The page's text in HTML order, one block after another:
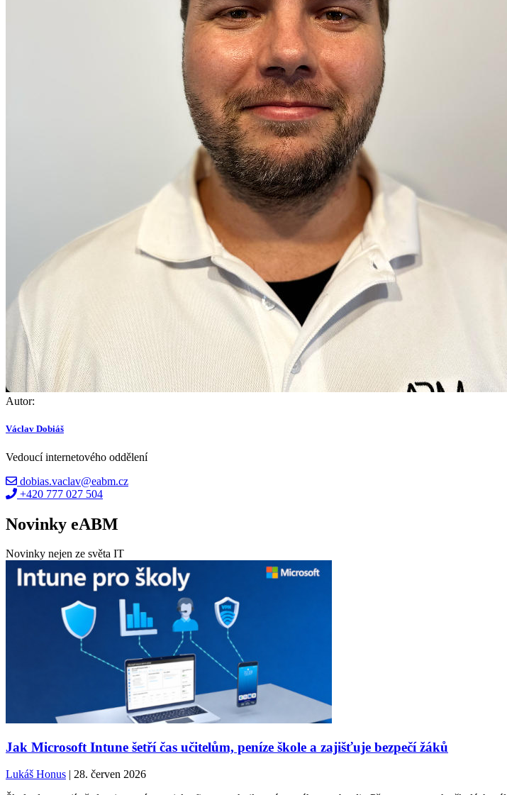
Autor:
Václav Dobiáš
Vedoucí internetového oddělení
dobias.vaclav@eabm.cz
+420 777 027 504
Novinky eABM
Novinky nejen ze světa IT
Jak Microsoft Intune šetří čas učitelům, peníze škole a zajišťuje bezpečí žáků
Lukáš Honus | 28. červen 2026